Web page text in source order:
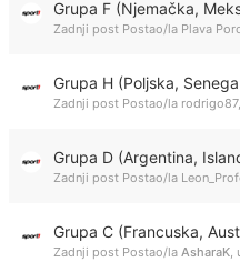
Grupa F (Njemačka,
Zadnji post Postao/la Plava
Grupa H (Poljska,
Zadnji post Postao/la rodrigo87,
Grupa D (Argentina,
Zadnji post Postao/la
Grupa C (Francuska,
Zadnji post Postao/la AsharaK,